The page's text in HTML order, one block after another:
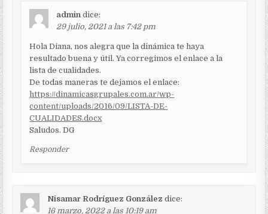
admin dice:
29 julio, 2021 a las 7:42 pm
Hola Diana, nos alegra que la dinámica te haya
resultado buena y útil. Ya corregimos el enlace a la
lista de cualidades.
De todas maneras te dejamos el enlace:
https://dinamicasgrupales.com.ar/wp-
content/uploads/2016/09/LISTA-DE-
CUALIDADES.docx
Saludos. DG
Responder
Nisamar Rodríguez González dice:
16 marzo, 2022 a las 10:19 am